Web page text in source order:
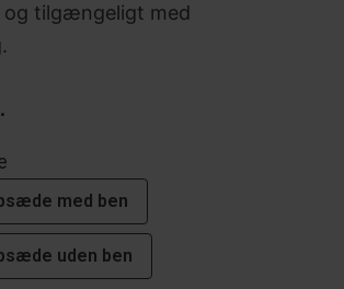
tilgængeligt med
.
med ben
uden ben